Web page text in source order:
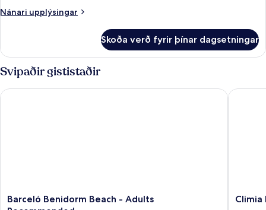
tvíbreitt
verönd
-
sjávarsýn
Nánari upplýsingar
Nánari
með
-
stórt
Skoða verð fyrir þínar dagsetningar
Svipaðir gististaðir
Barceló
Barceló Benidorm Beach - Adults
Barceló Benidorm Beach - Adults Recommended
Climia
Climia
Climia